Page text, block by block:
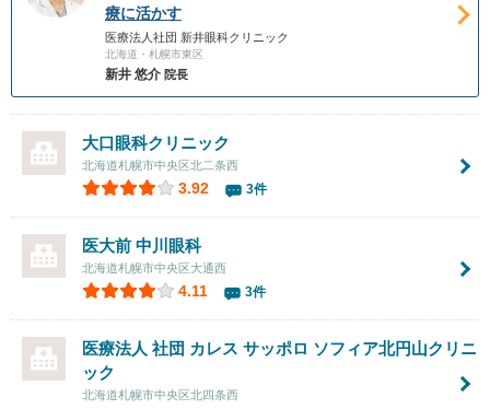
療に活かす
医療法人社団 新井眼科クリニック
北海道・札幌市東区
新井 悠介 院長
大口眼科クリニック
北海道札幌市中央区北二条西
3.92 3件
医大前 中川眼科
北海道札幌市中央区大通西
4.11 3件
医療法人 社団 カレス サッポロ ソフィア北円山クリニ
ック
北海道札幌市中央区北四条西